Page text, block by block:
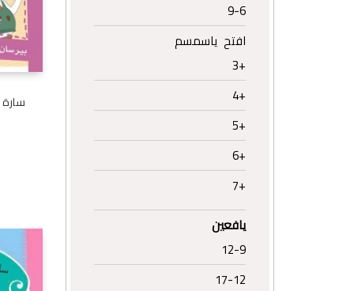
9-6
افتح ياسمسم
+3
+4
+5
+6
+7
يافعين
12-9
17-12